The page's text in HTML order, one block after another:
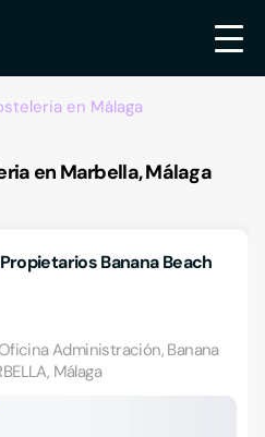
en Málaga
en Marbella, Málaga
Banana Beach
Administración, Banana
Málaga